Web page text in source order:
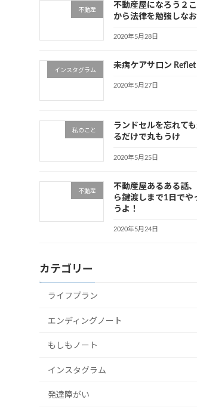
不動産
不動産屋になろう２
から法律を勉強しな
2020年5月28日
インスタグラム
未病ケアサロン Reflet
2020年5月27日
私のこと
ランドセルを忘れて
るだけで丸もうけ
2020年5月25日
不動産
不動産屋あるある話
ら鍵渡しまで1日でや
うよ！
2020年5月24日
カテゴリー
ライフプラン
エンディングノート
もしもノート
インスタグラム
発達障がい